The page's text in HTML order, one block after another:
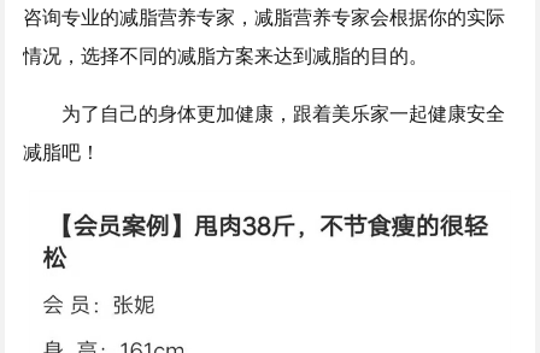
咨询专业的减脂营养专家，减脂营养专家会根据你的实际
情况，选择不同的减脂方案来达到减脂的目的。
为了自己的身体更加健康， 跟着美乐家一起健康安全
减脂吧！